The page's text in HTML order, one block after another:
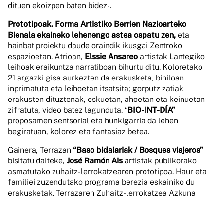
dituen ekoizpen baten bidez-.
Prototipoak. Forma Artistiko Berrien Nazioarteko
Bienala ekaineko lehenengo astea ospatu zen, eta
hainbat proiektu daude oraindik ikusgai Zentroko
espazioetan. Atrioan, Elssie Ansareo artistak Lantegiko
leihoak eraikuntza narratiboan bihurtu ditu. Koloretako
21 argazki gisa aurkezten da erakusketa, biniloan
inprimatuta eta leihoetan itsatsita; gorputz zatiak
erakusten dituztenak, eskuetan, ahoetan eta keinuetan
zifratuta, video batez lagunduta. “BIO-INT-DÍA”
proposamen sentsorial eta hunkigarria da lehen
begiratuan, kolorez eta fantasiaz betea.
Gainera, Terrazan “Baso bidaiariak / Bosques viajeros”
bisitatu daiteke, José Ramón Ais artistak publikorako
asmatutako zuhaitz-lerrokatzearen prototipoa. Haur eta
familiei zuzendutako programa berezia eskainiko du
erakusketak. Terrazaren Zuhaitz-lerrokatzea Azkuna